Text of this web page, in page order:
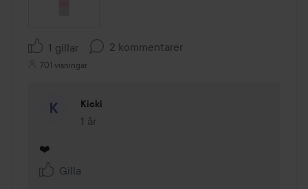
1 gillar 2 kommentarer
701 visningar
Kicki
1 år
Kommentaren lades 1 år
❤️
Gilla